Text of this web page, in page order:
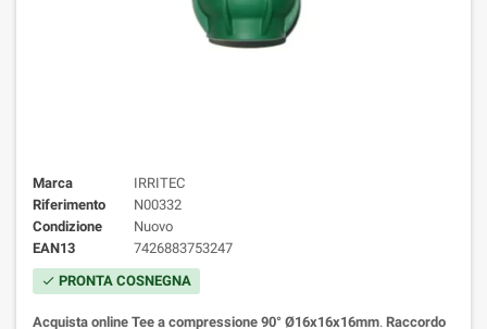
Marca
IRRITEC
Riferimento
N00332
Condizione
Nuovo
EAN13
7426883753247
check PRONTA COSNEGNA
Acquista online Tee a compressione 90° Ø16x16x16mm. Raccordo